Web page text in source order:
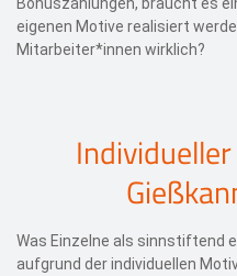
eigenen Motive realisiert
Mitarbeiter*innen wirklich?
Was Einzelne als sinnstiftend
aufgrund der individuellen